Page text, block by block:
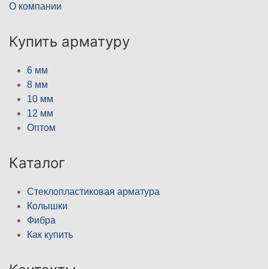
О компании
Купить арматуру
6 мм
8 мм
10 мм
12 мм
Оптом
Каталог
Стеклопластиковая арматура
Колышки
Фибра
Как купить